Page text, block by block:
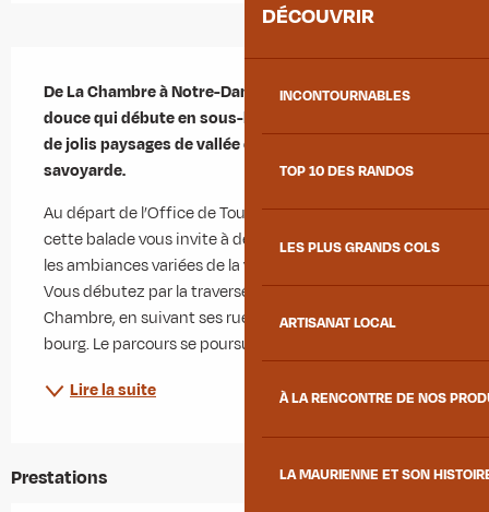
DÉCOUVRIR
INCONTOURNABLES
TOP 10 DES RANDOS
LES PLUS GRANDS COLS
ARTISANAT LOCAL
À LA RENCONTRE DE NOS
LA MAURIENNE ET SON
De La Chambre à Notre-Dame-du-Cruet, une balade
douce qui débute en sous-bois avant de s’ouvrir sur
de jolis paysages de vallée et l’authenticité
savoyarde.
Au départ de l’Office de Tourisme Terres de Maurienne,
cette balade vous invite à découvrir progressivement
les ambiances variées de la vallée de la Maurienne.
Vous débutez par la traversée du village de La
Chambre, en suivant ses rues tranquilles au cœur du
bourg. Le parcours se poursuit ensuite...
Lire la suite
Prestations